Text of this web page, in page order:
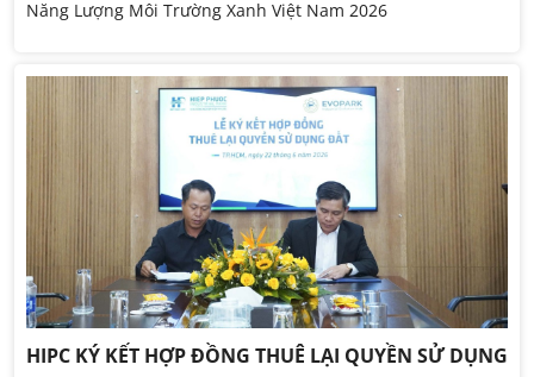
Năng Lượng Môi Trường Xanh Việt Nam 2026
HIPC KÝ KẾT HỢP ĐỒNG THUÊ LẠI QUYỀN SỬ DỤNG